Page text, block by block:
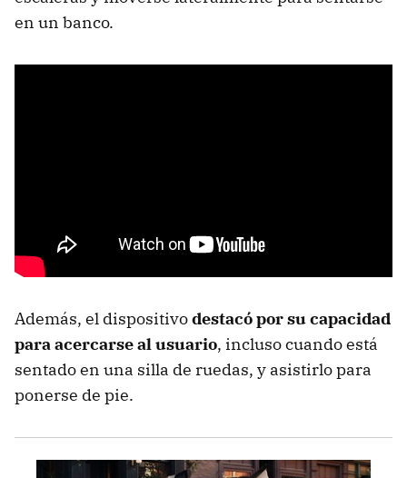
en un banco.
Además, el dispositivodestacó por su capacidad
para acercarse al usuario, incluso cuando está
sentado en una silla de ruedas, y asistirlo para
ponerse de pie.